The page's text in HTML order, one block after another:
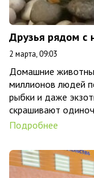
Друзья рядом с
2 марта, 09:03
Домашние
миллионов людей
рыбки и даже
скрашивают
Подробнее